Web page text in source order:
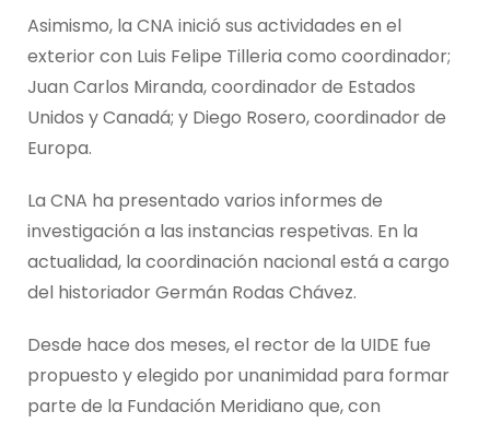
Asimismo, la CNA inició sus actividades en el
exterior con Luis Felipe Tilleria como coordinador;
Juan Carlos Miranda, coordinador de Estados
Unidos y Canadá; y Diego Rosero, coordinador de
Europa.
La CNA ha presentado varios informes de
investigación a las instancias respetivas. En la
actualidad, la coordinación nacional está a cargo
del historiador Germán Rodas Chávez.
Desde hace dos meses, el rector de la UIDE fue
propuesto y elegido por unanimidad para formar
parte de la Fundación Meridiano que, con